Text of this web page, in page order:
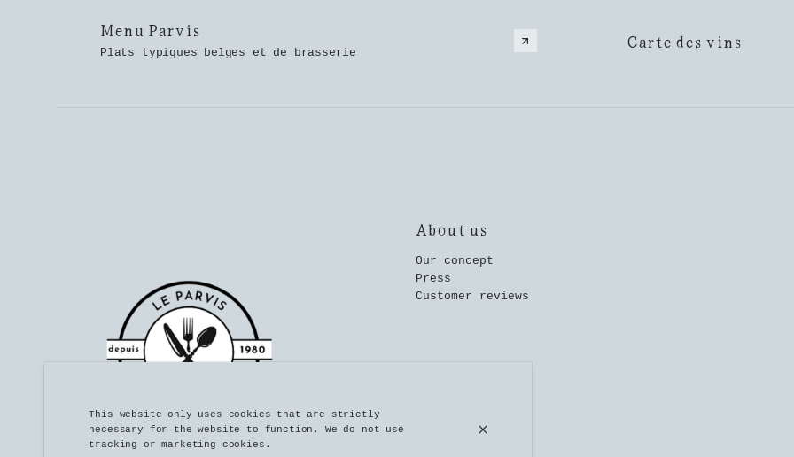
Menu Parvis
Plats typiques belges et de brasserie
Carte des vins
About us
Our concept
Press
Customer reviews
This website only uses cookies that are strictly
necessary for the website to function. We do not use
tracking or marketing cookies.